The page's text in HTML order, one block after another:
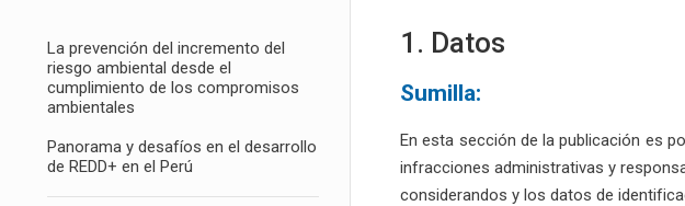
La prevención del incremento del
riesgo ambiental desde el
cumplimiento de los compromisos
ambientales
Panorama y desafíos en el desarrollo
de REDD+ en el Perú
1. Datos
Sumilla:
En esta sección de la publicación es
infracciones administrativas y
considerandos y los datos de